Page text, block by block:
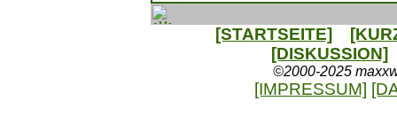
[STARTSEITE]
[DISKUSSION]
©2000-2025
[IMPRESSUM]